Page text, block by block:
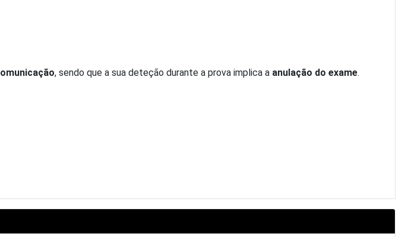
, sendo que a sua deteção durante a prova implica a anulação do exame.